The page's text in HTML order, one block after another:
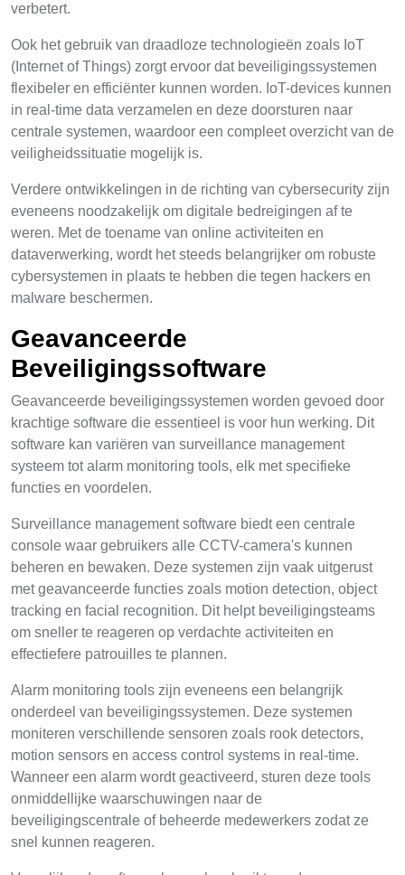
verbetert.
Ook het gebruik van draadloze technologieën zoals IoT
(Internet of Things) zorgt ervoor dat beveiligingssystemen
flexibeler en efficiënter kunnen worden. IoT-devices kunnen
in real-time data verzamelen en deze doorsturen naar
centrale systemen, waardoor een compleet overzicht van de
veiligheidssituatie mogelijk is.
Verdere ontwikkelingen in de richting van cybersecurity zijn
eveneens noodzakelijk om digitale bedreigingen af te
weren. Met de toename van online activiteiten en
dataverwerking, wordt het steeds belangrijker om robuste
cybersystemen in plaats te hebben die tegen hackers en
malware beschermen.
Geavanceerde
Beveiligingssoftware
Geavanceerde beveiligingssystemen worden gevoed door
krachtige software die essentieel is voor hun werking. Dit
software kan variëren van surveillance management
systeem tot alarm monitoring tools, elk met specifieke
functies en voordelen.
Surveillance management software biedt een centrale
console waar gebruikers alle CCTV-camera's kunnen
beheren en bewaken. Deze systemen zijn vaak uitgerust
met geavanceerde functies zoals motion detection, object
tracking en facial recognition. Dit helpt beveiligingsteams
om sneller te reageren op verdachte activiteiten en
effectiefere patrouilles te plannen.
Alarm monitoring tools zijn eveneens een belangrijk
onderdeel van beveiligingssystemen. Deze systemen
moniteren verschillende sensoren zoals rook detectors,
motion sensors en access control systems in real-time.
Wanneer een alarm wordt geactiveerd, sturen deze tools
onmiddellijke waarschuwingen naar de
beveiligingscentrale of beheerde medewerkers zodat ze
snel kunnen reageren.